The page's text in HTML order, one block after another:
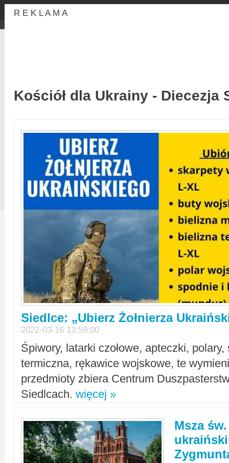
R E K L A M A
Kościół dla Ukrainy - Diecezja
Siedlce: „Ubierz Żołnierza
2022-03-16 13:59:00
Śpiwory, latarki czołowe, apteczki,
termiczna, rękawice wojskowe, te
przedmioty zbiera Centrum
Siedlcach. więcej »
Msza